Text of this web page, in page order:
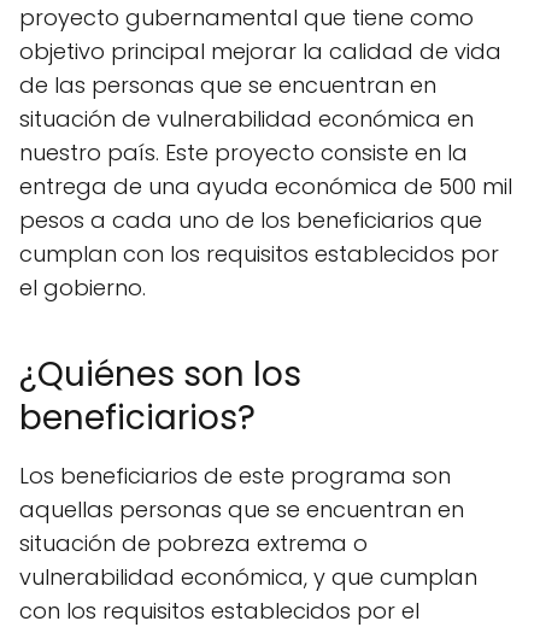
proyecto gubernamental que tiene como
objetivo principal mejorar la calidad de vida
de las personas que se encuentran en
situación de vulnerabilidad económica en
nuestro país. Este proyecto consiste en la
entrega de una ayuda económica de 500 mil
pesos a cada uno de los beneficiarios que
cumplan con los requisitos establecidos por
el gobierno.
¿Quiénes son los
beneficiarios?
Los beneficiarios de este programa son
aquellas personas que se encuentran en
situación de pobreza extrema o
vulnerabilidad económica, y que cumplan
con los requisitos establecidos por el